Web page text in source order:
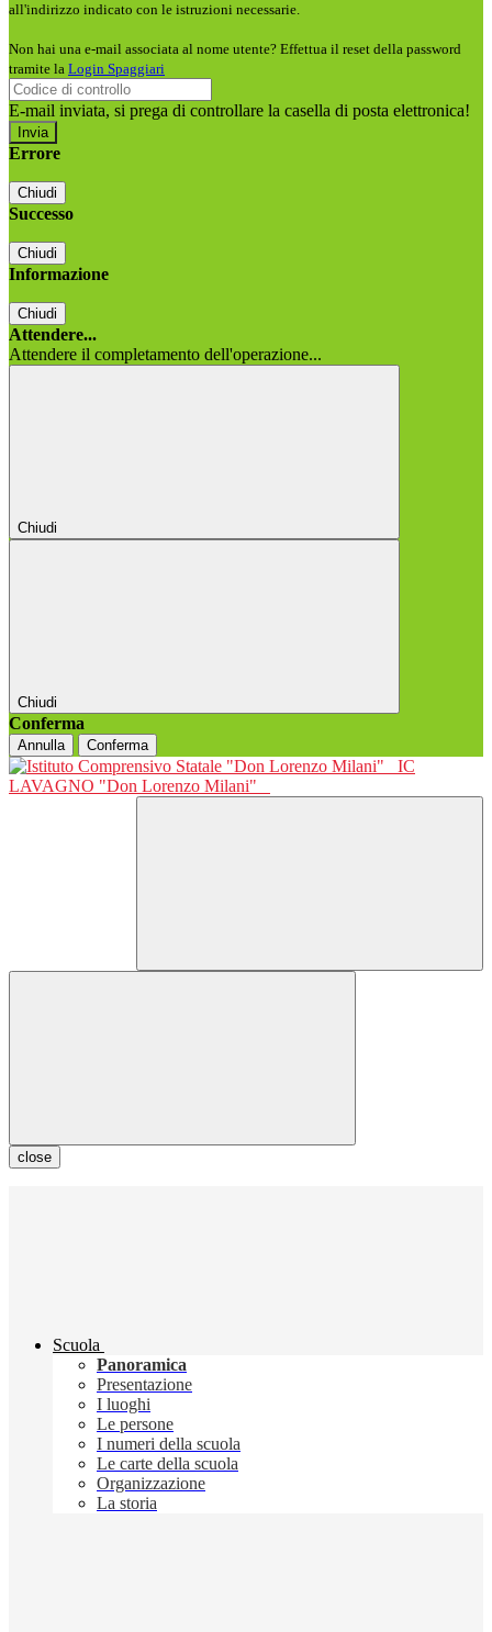
all'indirizzo indicato con le istruzioni necessarie.
Non hai una e-mail associata al nome utente? Effettua il reset della password
tramite la Login Spaggiari
E-mail inviata, si prega di controllare la casella di posta elettronica!
Errore
Chiudi
Successo
Chiudi
Informazione
Chiudi
Attendere...
Attendere il completamento dell'operazione...
Chiudi
Chiudi
Conferma
Annulla Conferma
IC
LAVAGNO "Don Lorenzo Milani"
close
Scuola
Panoramica
Presentazione
I luoghi
Le persone
I numeri della scuola
Le carte della scuola
Organizzazione
La storia